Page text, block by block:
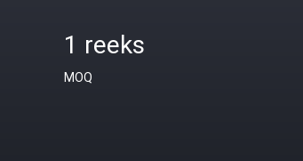
1 reeks
MOQ